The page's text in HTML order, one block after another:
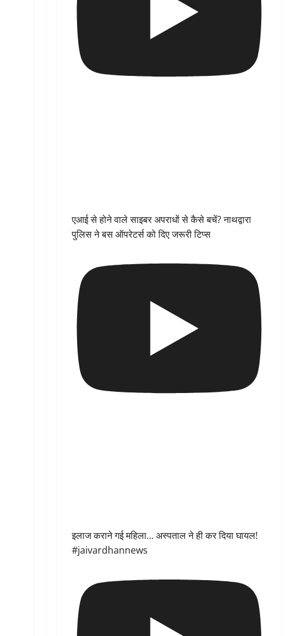
एआई से होने वाले साइबर अपराधों से कैसे बचें? नाथद्वारा
पुलिस ने बस ऑपरेटर्स को दिए जरूरी टिप्स
इलाज कराने गई महिला... अस्पताल ने ही कर दिया घायल!
#jaivardhannews